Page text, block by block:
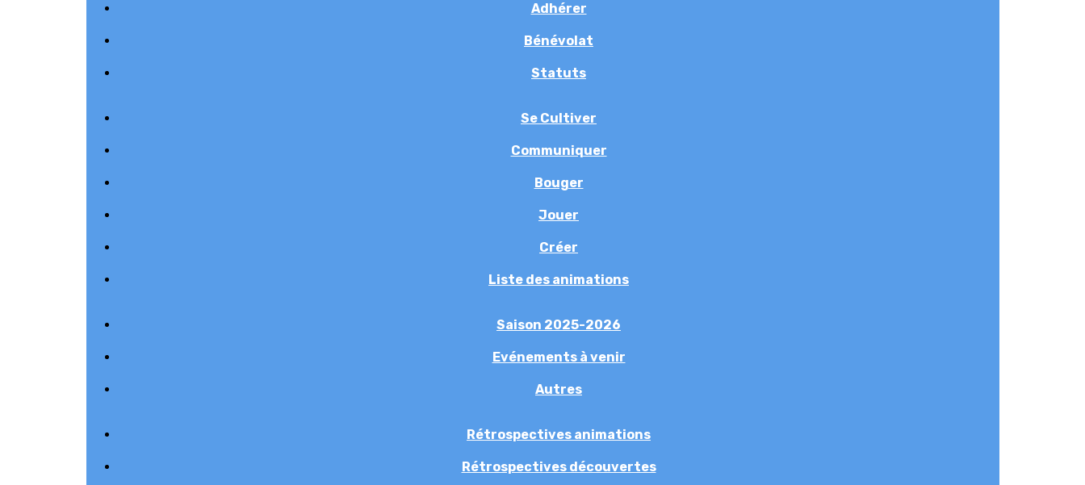
Adhérer
Bénévolat
Statuts
Se Cultiver
Communiquer
Bouger
Jouer
Créer
Liste des animations
Saison 2025-2026
Evénements à venir
Autres
Rétrospectives animations
Rétrospectives découvertes